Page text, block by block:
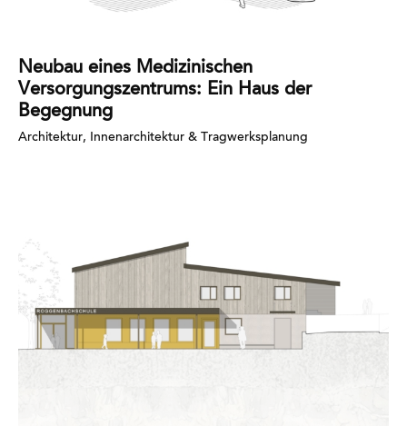
Neubau eines Medizinischen
Versorgungszentrums: Ein Haus der
Begegnung
Architektur, Innenarchitektur & Tragwerksplanung